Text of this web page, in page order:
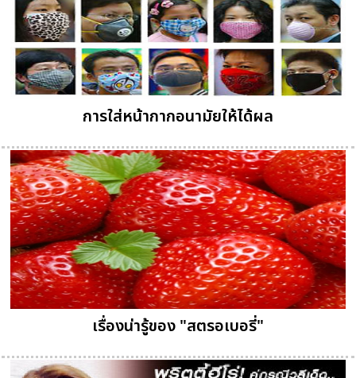
การใส่หน้ากากอนามัยให้ได้ผล
เรื่องน่ารู้ของ "สตรอเบอรี่"